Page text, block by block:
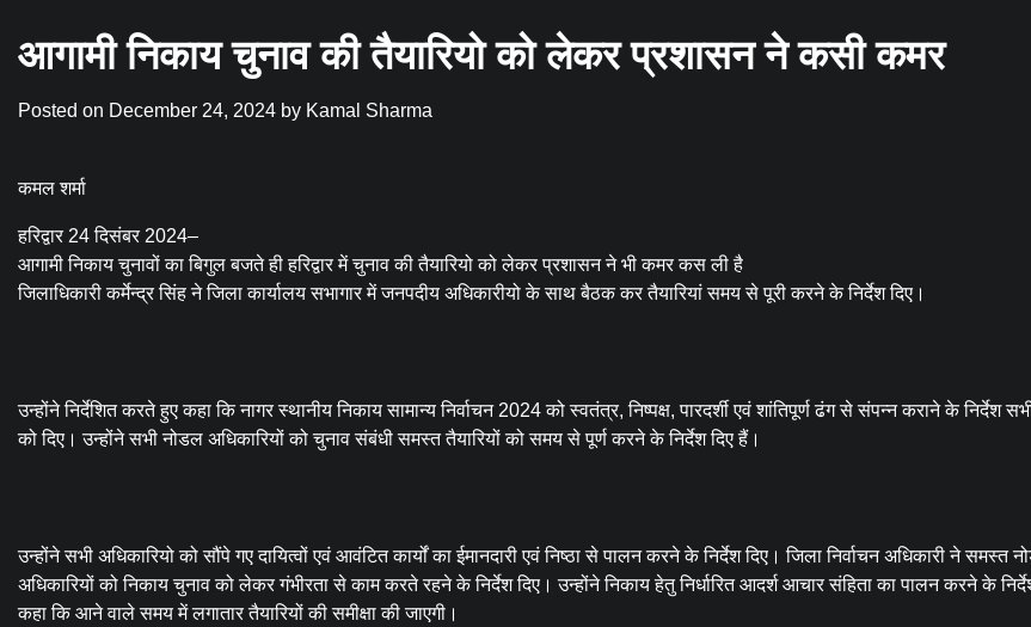
आगामी निकाय चुनाव की तैयारियो को लेकर प्रशासन ने कसी कमर
Posted on December 24, 2024 by Kamal Sharma
कमल शर्मा
हरिद्वार 24 दिसंबर 2024–
आगामी निकाय चुनावों का बिगुल बजते ही हरिद्वार में चुनाव की तैयारियो को लेकर प्रशासन ने भी कमर कस ली है
जिलाधिकारी कर्मेन्द्र सिंह ने जिला कार्यालय सभागार में जनपदीय अधिकारीयो के साथ बैठक कर तैयारियां समय से पूरी करने के निर्देश दिए।
उन्होंने निर्देशित करते हुए कहा कि नागर स्थानीय निकाय सामान्य निर्वाचन 2024 को स्वतंत्र, निष्पक्ष, पारदर्शी एवं शांतिपूर्ण ढंग से संपन्न कराने के निर्देश
को दिए। उन्होंने सभी नोडल अधिकारियों को चुनाव संबंधी समस्त तैयारियों को समय से पूर्ण करने के निर्देश दिए हैं।
उन्होंने सभी अधिकारियो को सौंपे गए दायित्वों एवं आवंटित कार्यों का ईमानदारी एवं निष्ठा से पालन करने के निर्देश दिए। जिला निर्वाचन अधिकारी ने समस्त
अधिकारियों को निकाय चुनाव को लेकर गंभीरता से काम करते रहने के निर्देश दिए। उन्होंने निकाय हेतु निर्धारित आदर्श आचार संहिता का पालन करने के
कहा कि आने वाले समय में लगातार तैयारियों की समीक्षा की जाएगी।